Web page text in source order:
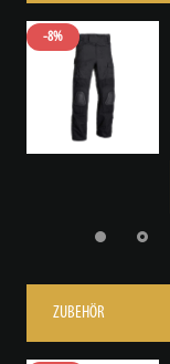
-8%
ZUBEHÖR